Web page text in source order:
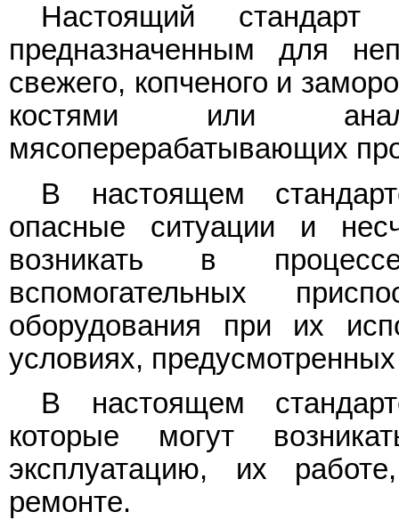
Настоящий стандарт
предназначенным для
свежего, копченого и
костями или
мясоперерабатывающих
В настоящем
опасные ситуации и
возникать в
вспомогательных
оборудования при их
условиях,
В настоящем
которые могут
эксплуатацию, их
ремонте.